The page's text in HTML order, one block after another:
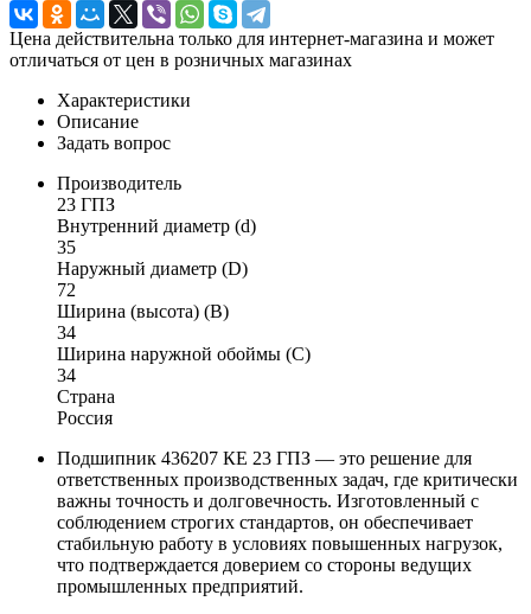
Цена действительна только для интернет-магазина и может
отличаться от цен в розничных магазинах
Характеристики
Описание
Задать вопрос
Производитель
23 ГПЗ
Внутренний диаметр (d)
35
Наружный диаметр (D)
72
Ширина (высота) (B)
34
Ширина наружной обоймы (C)
34
Страна
Россия
Подшипник 436207 КЕ 23 ГПЗ — это решение для
ответственных производственных задач, где критически
важны точность и долговечность. Изготовленный с
соблюдением строгих стандартов, он обеспечивает
стабильную работу в условиях повышенных нагрузок,
что подтверждается доверием со стороны ведущих
промышленных предприятий.